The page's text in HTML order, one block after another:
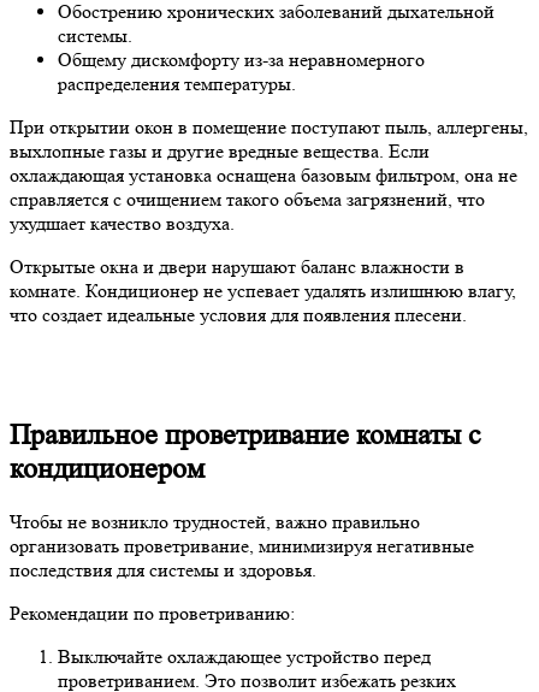
Обострению хронических заболеваний дыхательной
системы.
Общему дискомфорту из-за неравномерного
распределения температуры.
При открытии окон в помещение поступают пыль, аллергены,
выхлопные газы и другие вредные вещества. Если
охлаждающая установка оснащена базовым фильтром, она не
справляется с очищением такого объема загрязнений, что
ухудшает качество воздуха.
Открытые окна и двери нарушают баланс влажности в
комнате. Кондиционер не успевает удалять излишнюю влагу,
что создает идеальные условия для появления плесени.
Правильное проветривание комнаты с
кондиционером
Чтобы не возникло трудностей, важно правильно
организовать проветривание, минимизируя негативные
последствия для системы и здоровья.
Рекомендации по проветриванию:
Выключайте охлаждающее устройство перед
проветриванием. Это позволит избежать резких